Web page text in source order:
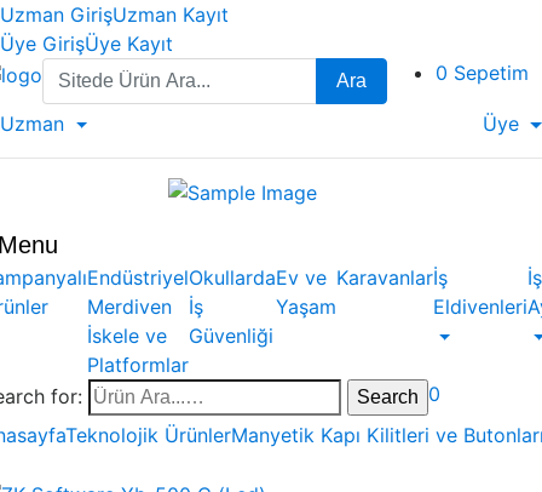
Uzman GirişUzman Kayıt
Üye GirişÜye Kayıt
Search
for:
Ara 0 Sepetim
Uzman Üye
Endüstriyel
Merdiven
İskele ve
Platformlar
Okullarda
İş
Güvenliği
Ev ve
Yaşam
Karavanlarİş
Eldivenleri
İş
for:
0
Teknolojik ÜrünlerManyetik Kapı Kilitleri ve